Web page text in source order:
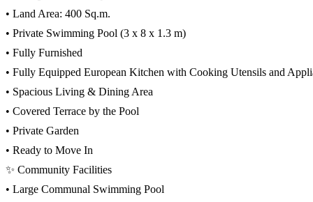
• Land Area: 400 Sq.m.
• Private Swimming Pool (3 x 8 x 1.3 m)
• Fully Furnished
• Fully Equipped European Kitchen with Cooking Utensils and
• Spacious Living & Dining Area
• Covered Terrace by the Pool
• Private Garden
• Ready to Move In
✨ Community Facilities
• Large Communal Swimming Pool